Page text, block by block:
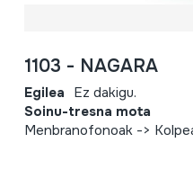
1103 - NAGARA
Egilea Ez dakigu.
Soinu-tresna mota
Menbranofonoak ->